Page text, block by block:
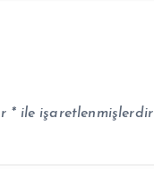
*ile işaretlenmişlerdir